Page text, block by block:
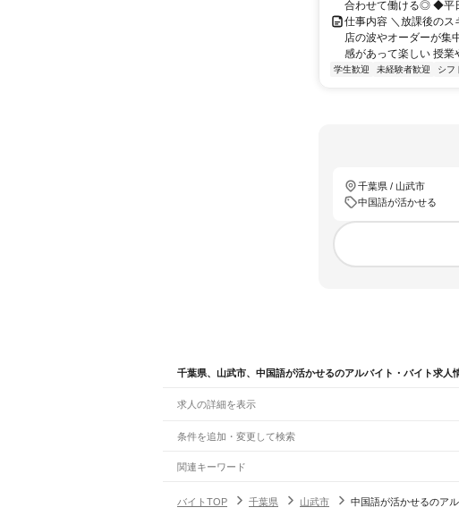
合わせて働ける◎ ◆平
仕事内容 ＼放課後のス
店の波やオーダーが集
感があって楽しい 授業
学生歓迎 未経験者歓迎 シフ
千葉県 / 山武市
中国語が活かせる
千葉県、山武市、中国語が活かせるのアルバイト・バイト求人
求人の詳細を表示
条件を追加・変更して検索
市区町村を追加・変更
千葉県すべて
駅を追加・変更
関連キーワード
バイトTOP
千葉県 山武市 中国語が活かせるのア